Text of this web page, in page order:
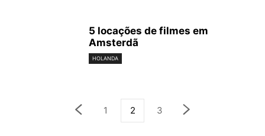
5 locações de filmes em
Amsterdã
HOLANDA
1 2 3